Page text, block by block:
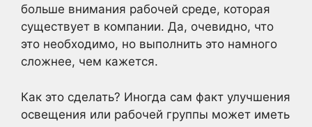
больше внимания рабочей среде, которая
существует в компании. Да, очевидно, что
это необходимо, но выполнить это намного
сложнее, чем кажется.
Как это сделать? Иногда сам факт улучшения
освещения или рабочей группы может иметь